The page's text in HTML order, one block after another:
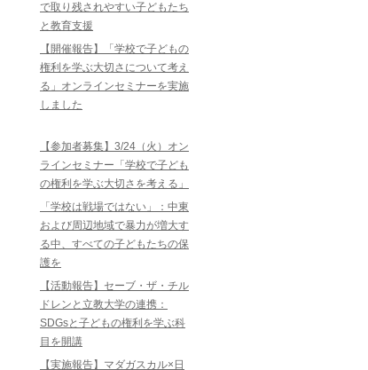
で取り残されやすい子どもたち
と教育支援
【開催報告】「学校で子どもの
権利を学ぶ大切さについて考え
る」オンラインセミナーを実施
しました
【参加者募集】3/24（火）オン
ラインセミナー「学校で子ども
の権利を学ぶ大切さを考える」
「学校は戦場ではない」：中東
および周辺地域で暴力が増大す
る中、すべての子どもたちの保
護を
【活動報告】セーブ・ザ・チル
ドレンと立教大学の連携：
SDGsと子どもの権利を学ぶ科
目を開講
【実施報告】マダガスカル×日